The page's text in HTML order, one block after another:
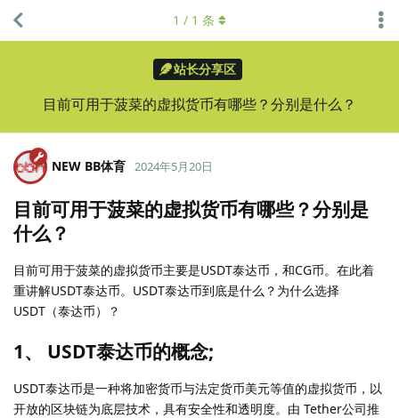
站长分享区
目前可用于菠菜的虚拟货币有哪些？分别是什么？
1 / 1 条
NEW BB体育 2024年5月20日
目前可用于菠菜的虚拟货币有哪些？分别是
什么？
目前可用于菠菜的虚拟货币主要是USDT泰达币，和CG币。在此着
重讲解USDT泰达币。USDT泰达币到底是什么？为什么选择
USDT（泰达币）？
1、 USDT泰达币的概念;
USDT泰达币是一种将加密货币与法定货币美元等值的虚拟货币，以
开放的区块链为底层技术，具有安全性和透明度。由 Tether公司推